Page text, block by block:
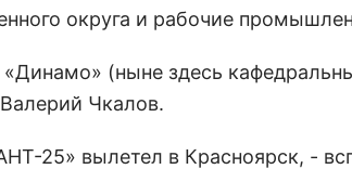
округа и рабочие
«Динамо» (ныне здесь
Чкалов.
25» вылетел в Красноярск, -